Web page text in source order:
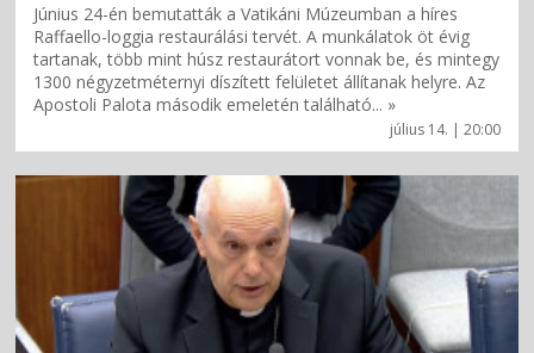
július 14. | 20:00
Június 24-én bemutatták a Vatikáni Múzeumban a híres
Raffaello-loggia restaurálási tervét. A munkálatok öt évig
tartanak, több mint húsz restaurátort vonnak be, és mintegy
1300 négyzetméternyi díszített felületet állítanak helyre. Az
Apostoli Palota második emeletén található... »